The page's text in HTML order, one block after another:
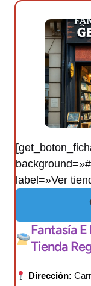
label=»Ver
Fantasía
Tienda
Dirección: